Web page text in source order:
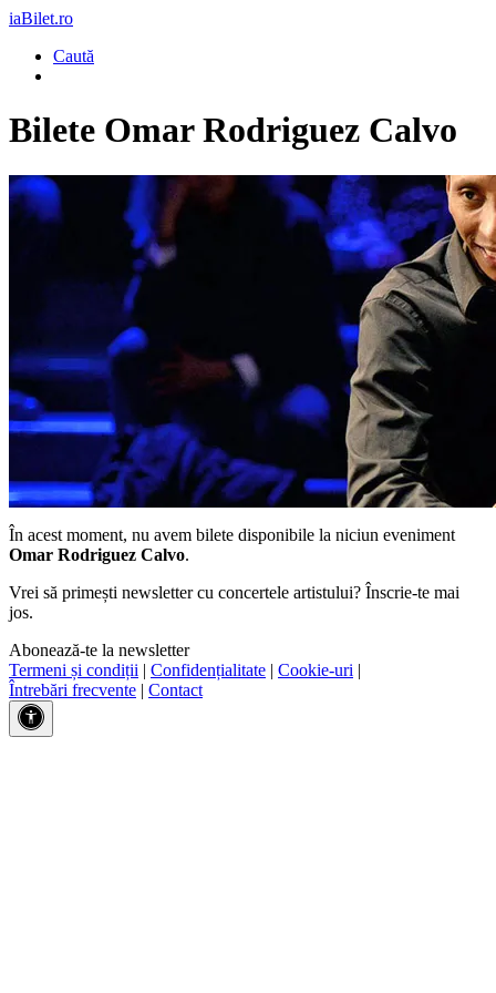
iaBilet.ro
Caută
Bilete Omar Rodriguez Calvo
În acest moment, nu avem bilete disponibile la niciun eveniment
Omar Rodriguez Calvo.
Vrei să primești newsletter cu concertele artistului? Înscrie-te mai
jos.
Abonează-te la newsletter
Termeni și condiții | Confidențialitate | Cookie-uri |
Întrebări frecvente | Contact